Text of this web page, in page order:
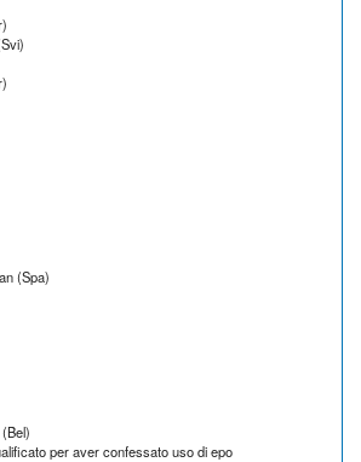
(Spa)
per aver confessato uso di epo